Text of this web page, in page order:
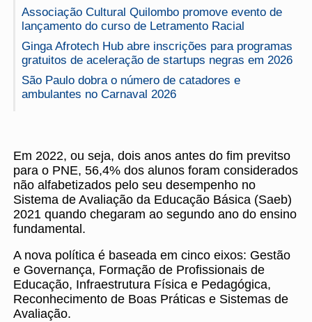
Associação Cultural Quilombo promove evento de
lançamento do curso de Letramento Racial
Ginga Afrotech Hub abre inscrições para programas
gratuitos de aceleração de startups negras em 2026
São Paulo dobra o número de catadores e
ambulantes no Carnaval 2026
Em 2022, ou seja, dois anos antes do fim previtso
para o PNE, 56,4% dos alunos foram considerados
não alfabetizados pelo seu desempenho no
Sistema de Avaliação da Educação Básica (Saeb)
2021 quando chegaram ao segundo ano do ensino
fundamental.
A nova política é baseada em cinco eixos: Gestão
e Governança, Formação de Profissionais de
Educação, Infraestrutura Física e Pedagógica,
Reconhecimento de Boas Práticas e Sistemas de
Avaliação.